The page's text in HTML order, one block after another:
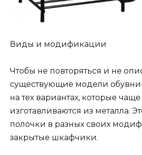
Виды и модификации
Чтобы не повторяться и не
существующие модели
на тех вариантах, которые чаще
изготавливаются из металла.
полочки в разных своих
закрытые шкафчики.